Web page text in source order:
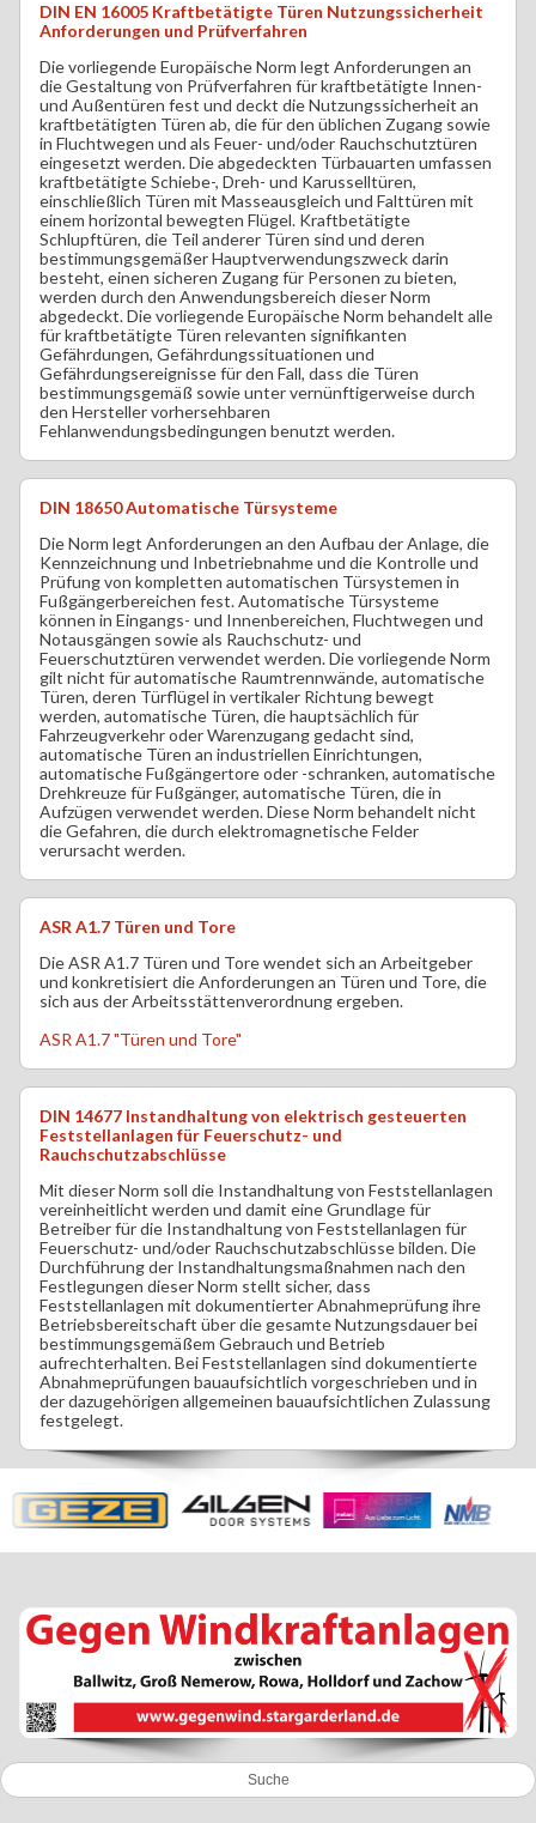
DIN EN 16005 Kraftbetätigte Türen Nutzungssicherheit
Anforderungen und Prüfverfahren
Die vorliegende Europäische Norm legt Anforderungen an
die Gestaltung von Prüfverfahren für kraftbetätigte Innen-
und Außentüren fest und deckt die Nutzungssicherheit an
kraftbetätigten Türen ab, die für den üblichen Zugang sowie
in Fluchtwegen und als Feuer- und/oder Rauchschutztüren
eingesetzt werden. Die abgedeckten Türbauarten umfassen
kraftbetätigte Schiebe-, Dreh- und Karusselltüren,
einschließlich Türen mit Masseausgleich und Falttüren mit
einem horizontal bewegten Flügel. Kraftbetätigte
Schlupftüren, die Teil anderer Türen sind und deren
bestimmungsgemäßer Hauptverwendungszweck darin
besteht, einen sicheren Zugang für Personen zu bieten,
werden durch den Anwendungsbereich dieser Norm
abgedeckt. Die vorliegende Europäische Norm behandelt alle
für kraftbetätigte Türen relevanten signifikanten
Gefährdungen, Gefährdungssituationen und
Gefährdungsereignisse für den Fall, dass die Türen
bestimmungsgemäß sowie unter vernünftigerweise durch
den Hersteller vorhersehbaren
Fehlanwendungsbedingungen benutzt werden.
DIN 18650 Automatische Türsysteme
Die Norm legt Anforderungen an den Aufbau der Anlage, die
Kennzeichnung und Inbetriebnahme und die Kontrolle und
Prüfung von kompletten automatischen Türsystemen in
Fußgängerbereichen fest. Automatische Türsysteme
können in Eingangs- und Innenbereichen, Fluchtwegen und
Notausgängen sowie als Rauchschutz- und
Feuerschutztüren verwendet werden. Die vorliegende Norm
gilt nicht für automatische Raumtrennwände, automatische
Türen, deren Türflügel in vertikaler Richtung bewegt
werden, automatische Türen, die hauptsächlich für
Fahrzeugverkehr oder Warenzugang gedacht sind,
automatische Türen an industriellen Einrichtungen,
automatische Fußgängertore oder -schranken, automatische
Drehkreuze für Fußgänger, automatische Türen, die in
Aufzügen verwendet werden. Diese Norm behandelt nicht
die Gefahren, die durch elektromagnetische Felder
verursacht werden.
ASR A1.7 Türen und Tore
Die ASR A1.7 Türen und Tore wendet sich an Arbeitgeber
und konkretisiert die Anforderungen an Türen und Tore, die
sich aus der Arbeitsstättenverordnung ergeben.
ASR A1.7 "Türen und Tore"
DIN 14677 Instandhaltung von elektrisch gesteuerten
Feststellanlagen für Feuerschutz- und
Rauchschutzabschlüsse
Mit dieser Norm soll die Instandhaltung von Feststellanlagen
vereinheitlicht werden und damit eine Grundlage für
Betreiber für die Instandhaltung von Feststellanlagen für
Feuerschutz- und/oder Rauchschutzabschlüsse bilden. Die
Durchführung der Instandhaltungsmaßnahmen nach den
Festlegungen dieser Norm stellt sicher, dass
Feststellanlagen mit dokumentierter Abnahmeprüfung ihre
Betriebsbereitschaft über die gesamte Nutzungsdauer bei
bestimmungsgemäßem Gebrauch und Betrieb
aufrechterhalten. Bei Feststellanlagen sind dokumentierte
Abnahmeprüfungen bauaufsichtlich vorgeschrieben und in
der dazugehörigen allgemeinen bauaufsichtlichen Zulassung
festgelegt.
Suche